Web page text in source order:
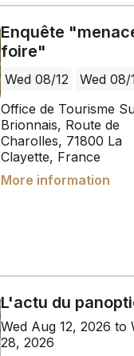
Enquête
foire"
Wed 08/12
Wed 08/
Office de Tourisme
Brionnais, Route de
Charolles, 71800 La
Clayette, France
More information
L'actu du
Wed Aug 12, 2026 to
28, 2026